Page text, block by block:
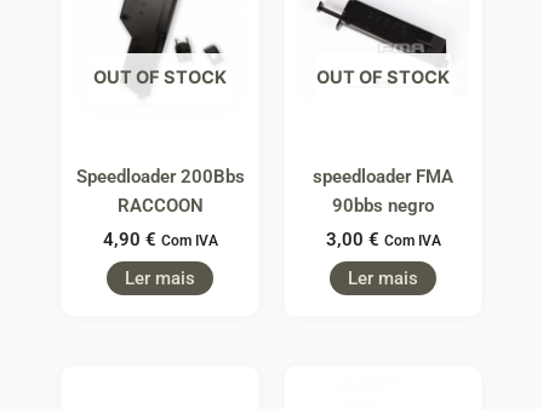
OUT OF STOCK
Speedloader 200Bbs
RACCOON
4,90 € Com IVA
Ler mais
OUT OF STOCK
speedloader FMA
90bbs negro
3,00 € Com IVA
Ler mais